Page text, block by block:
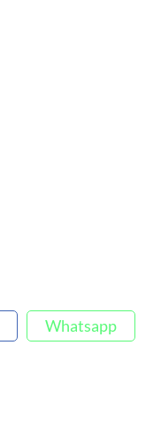
Whatsapp